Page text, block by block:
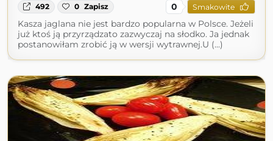
492 0 Zapisz 0 Smakowite
Kasza jaglana nie jest bardzo popularna w Polsce. Jeżeli
już ktoś ją przyrządzato zazwyczaj na słodko. Ja jednak
postanowiłam zrobić ją w wersji wytrawnej.U (...)